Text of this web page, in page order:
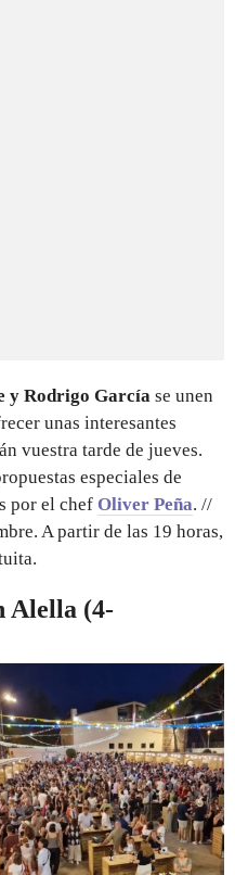
y Rodrigo García se unen
unas interesantes
vuestra tarde de jueves.
especiales de
por el chef Oliver Peña. //
A partir de las 19 horas,
Alella (4-